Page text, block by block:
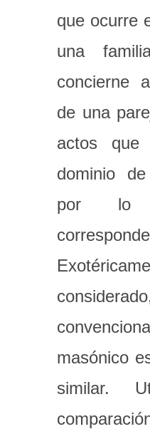
que ocurre
una
concierne
de una
actos que
dominio
por lo
masónico
similar.